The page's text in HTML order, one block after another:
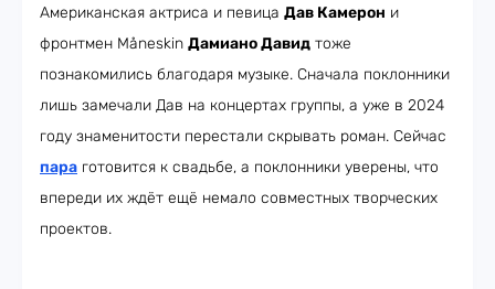
Американская актриса и певица Дав Камерон и
фронтмен Måneskin Дамиано Давид тоже
познакомились благодаря музыке. Сначала поклонники
лишь замечали Дав на концертах группы, а уже в 2024
году знаменитости перестали скрывать роман. Сейчас
пара готовится к свадьбе, а поклонники уверены, что
впереди их ждёт ещё немало совместных творческих
проектов.